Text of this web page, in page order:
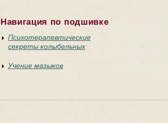
Навигация по подшивке
Психотерапевтические
секреты колыбельных
Учение мазыков